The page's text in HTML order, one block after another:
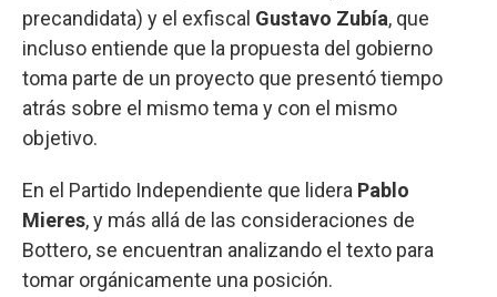
precandidata) y el exfiscal Gustavo Zubía, que
incluso entiende que la propuesta del gobierno
toma parte de un proyecto que presentó tiempo
atrás sobre el mismo tema y con el mismo
objetivo.
En el Partido Independiente que lidera Pablo
Mieres, y más allá de las consideraciones de
Bottero, se encuentran analizando el texto para
tomar orgánicamente una posición.